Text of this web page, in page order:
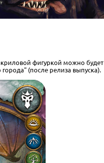
фигуркой можно
(после релиза выпуска).